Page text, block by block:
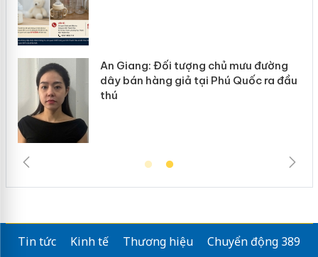
đường
Quốc ra đầu
Cà Mau: Tiêu hủy công khai
ngàn sản phẩm nhập lậu, bảo
Tin tức Kinh tế Thương hiệu
Chuyển động 389